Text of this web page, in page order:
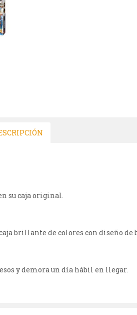
su caja original.
brillante de colores con diseño de
y demora un día hábil en llegar.